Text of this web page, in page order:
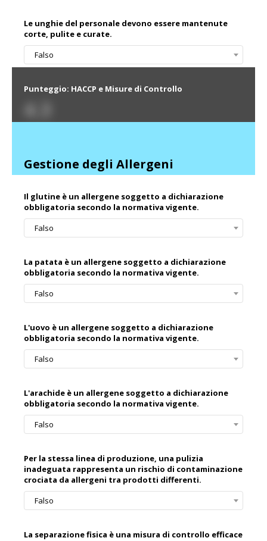
Le unghie del personale devono essere mantenute
corte, pulite e curate.
Falso
Punteggio: HACCP e Misure di Controllo
4.3
Gestione degli Allergeni
Il glutine è un allergene soggetto a dichiarazione
obbligatoria secondo la normativa vigente.
Falso
La patata è un allergene soggetto a dichiarazione
obbligatoria secondo la normativa vigente.
Falso
L'uovo è un allergene soggetto a dichiarazione
obbligatoria secondo la normativa vigente.
Falso
L'arachide è un allergene soggetto a dichiarazione
obbligatoria secondo la normativa vigente.
Falso
Per la stessa linea di produzione, una pulizia
inadeguata rappresenta un rischio di contaminazione
crociata da allergeni tra prodotti differenti.
Falso
La separazione fisica è una misura di controllo efficace